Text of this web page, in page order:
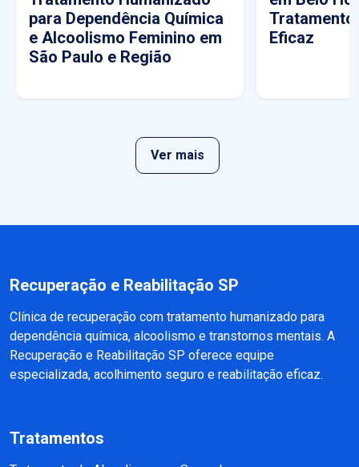
para Dependência Química
e Alcoolismo Feminino em
São Paulo e Região
Tratamento
Eficaz
Ver mais
Recuperação e Reabilitação SP
Clínica de recuperação com tratamento humanizado para
dependência química, alcoolismo e transtornos mentais. A
Recuperação e Reabilitação SP oferece equipe
especializada, acolhimento seguro e reabilitação eficaz.
Tratamentos